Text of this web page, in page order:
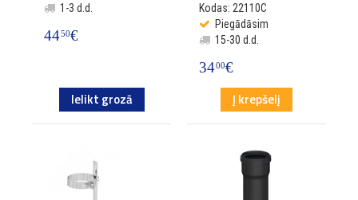
1-3 d.d.
4450€
Ielikt grozā
Kodas: 22110C
Piegādāsim
15-30 d.d.
3400€
Į krepšelį